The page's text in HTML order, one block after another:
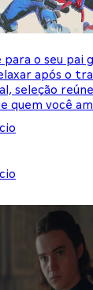
o seu pai
após o
seleção
quem você